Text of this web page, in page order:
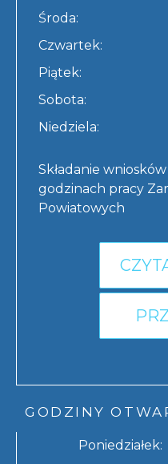
Środa:
Czwartek:
Piątek:
Sobota:
Niedziela:
Składanie
godzinach pracy
Powiatowych
GODZINY
Poniedziałek: